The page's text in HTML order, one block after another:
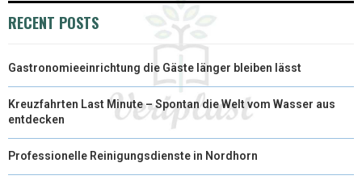
)
RECENT POSTS
Gastronomieeinrichtung die Gäste länger bleiben lässt
Kreuzfahrten Last Minute – Spontan die Welt vom Wasser aus
entdecken
Professionelle Reinigungsdienste in Nordhorn